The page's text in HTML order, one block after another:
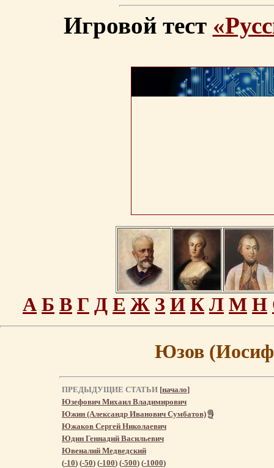
Игровой тест
А Б В Г Д Е Ж З И К Л М Н
Юзов
ПРЕДЫДУЩИЕ СТАТЬИ [начало]
Юзефович Михаил Владимирович
Южин (Александр Иванович Сумбатов)
Южаков Сергей Николаевич
Юдин Геннадий Васильевич
Ювеналий Медведский
(-10) (-50) (-100) (-500) (-1000)